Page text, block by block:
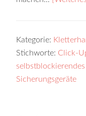
Kategorie:
Stichworte: Click-
Sicherungsgeräte